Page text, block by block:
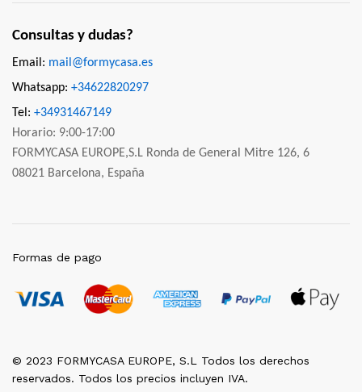
Consultas y dudas?
Email: mail@formycasa.es
Whatsapp: +34622820297
Tel: +34931467149
Horario: 9:00-17:00
FORMYCASA EUROPE,S.L Ronda de General Mitre 126, 6
08021 Barcelona, España
© 2023 FORMYCASA EUROPE, S.L Todos los derechos
reservados. Todos los precios incluyen IVA.
Formas de pago